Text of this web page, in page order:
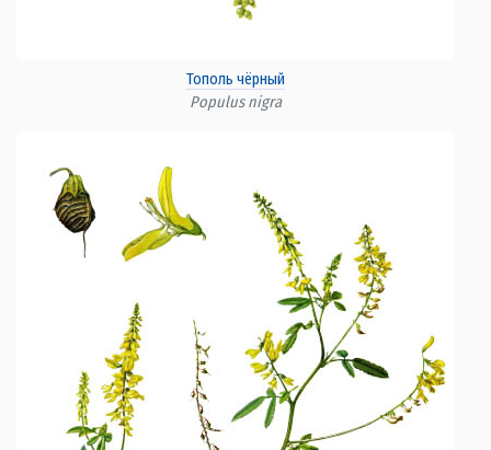
Тополь чёрный
Populus nigra